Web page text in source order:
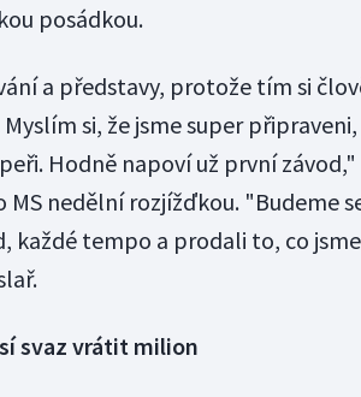
posádkou.
a představy, protože tím si
si, že jsme super připraveni,
Hodně napoví už první
nedělní rozjížďkou. "Budeme
každé tempo a prodali to, co jsme
svaz vrátit milion